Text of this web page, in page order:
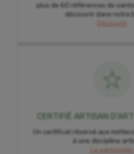
plus de 60 références de
découvrir dans notre
Découvrir
CERTIFIÉ ARTISAN
Un certificat réservé aux
à une discipline
Le santonnier